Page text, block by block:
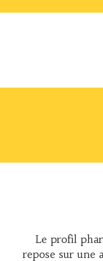
Le profil
repose sur une